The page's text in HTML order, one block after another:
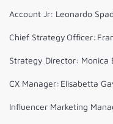
Account Jr: Leonardo
Chief Strategy Officer:
Strategy Director: Monica
CX Manager: Elisabetta
Influencer Marketing